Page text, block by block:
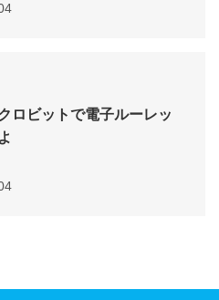
ロビットで電子ルーレッ